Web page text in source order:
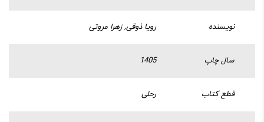
نویسنده رویا ذوقی, زهرا مروتی
سال چاپ 1405
قطع کتاب رحلی